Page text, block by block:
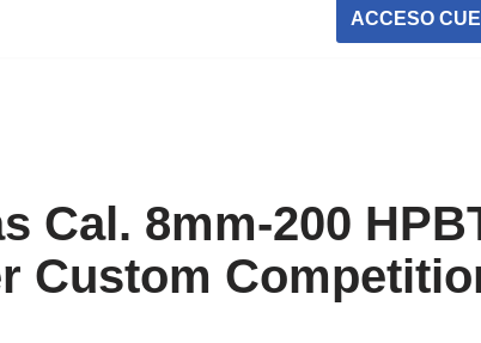
ACCESO
Cal. 8mm-200
Custom